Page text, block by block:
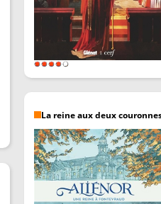
La reine aux deux